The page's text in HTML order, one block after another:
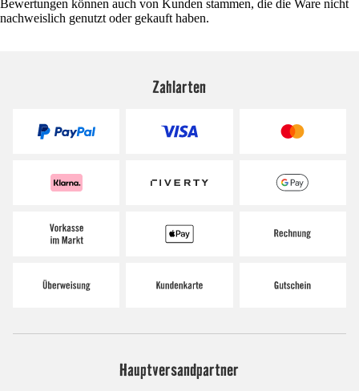
Bewertungen können auch von Kunden stammen, die die Ware nicht
nachweislich genutzt oder gekauft haben.
Zahlarten
Hauptversandpartner